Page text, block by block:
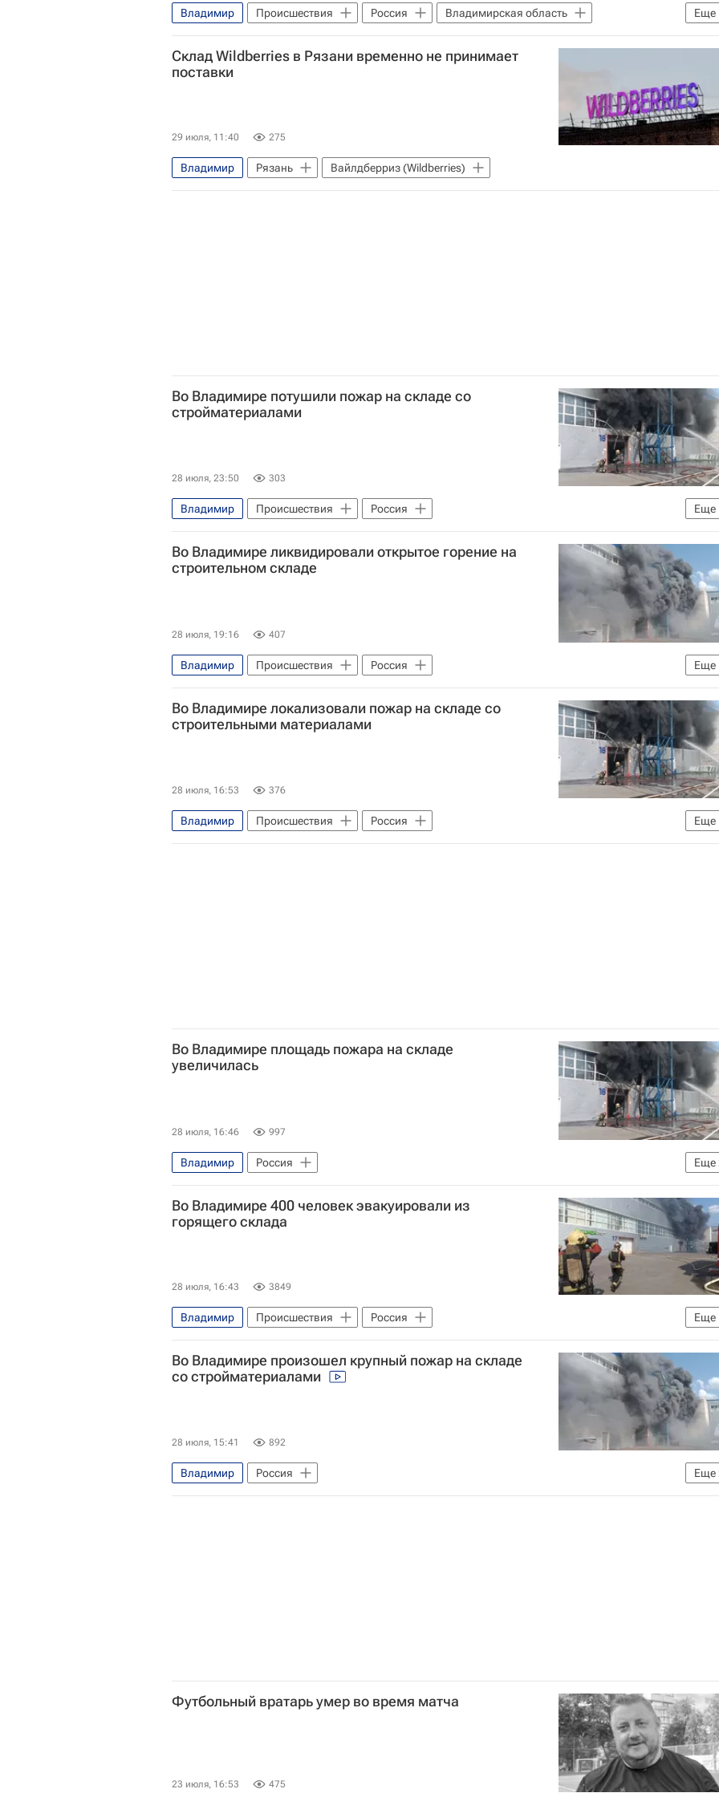
Еще
Владимир Происшествия Россия
Владимирская область
Следственный комитет России (СК РФ)
Склад Wildberries в Рязани временно не принимает
поставки
29 июля, 11:40 275
Владимир Рязань Вайлдберриз (Wildberries)
Во Владимире потушили пожар на складе со
стройматериалами
28 июля, 23:50 303
Еще
Владимир Происшествия
Россия
МЧС России (Министерство РФ по делам гражданской обороны, чрезвычайным ситуациям и ликвидации последствий стихийных бедствий)
Во Владимире ликвидировали открытое горение на
строительном складе
28 июля, 19:16 407
Еще
Владимир Происшествия
Россия
МЧС России (Министерство РФ по делам гражданской обороны, чрезвычайным ситуациям и ликвидации последствий стихийных бедствий)
Во Владимире локализовали пожар на складе со
строительными материалами
28 июля, 16:53 376
Еще
Владимир Происшествия
Россия
МЧС России (Министерство РФ по делам гражданской обороны, чрезвычайным ситуациям и ликвидации последствий стихийных бедствий)
Во Владимире площадь пожара на складе
увеличилась
28 июля, 16:46 997
Еще
Владимир
Россия
МЧС России (Министерство РФ по делам гражданской обороны, чрезвычайным ситуациям и ликвидации последствий стихийных бедствий)
Происшествия
Во Владимире 400 человек эвакуировали из
горящего склада
28 июля, 16:43 3849
Еще
Владимир Происшествия
Россия
МЧС России (Министерство РФ по делам гражданской обороны, чрезвычайным ситуациям и ликвидации последствий стихийных бедствий)
Во Владимире произошел крупный пожар на складе
со стройматериалами
28 июля, 15:41 892
Еще
Владимир
Россия
МЧС России (Министерство РФ по делам гражданской обороны, чрезвычайным ситуациям и ликвидации последствий стихийных бедствий)
Футбольный вратарь умер во время матча
23 июля, 16:53 475